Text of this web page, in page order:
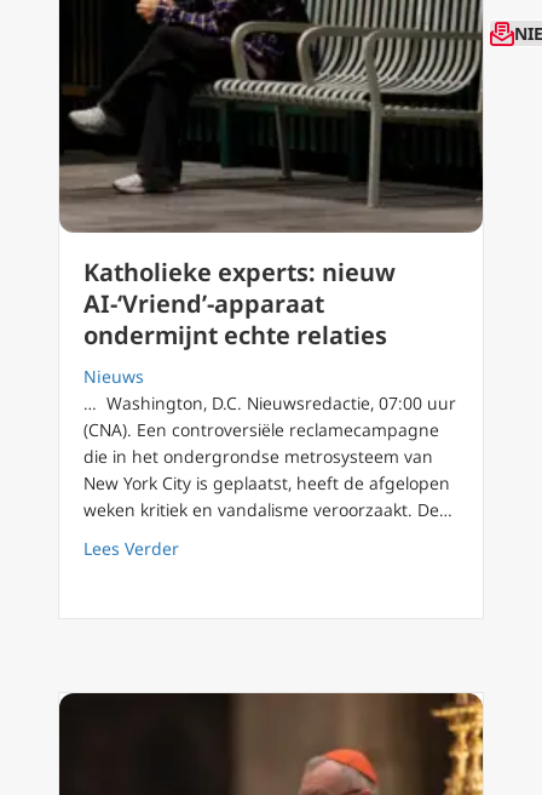
Katholieke experts: nieuw
AI-‘Vriend’-apparaat
ondermijnt echte relaties
Nieuws
… Washington, D.C. Nieuwsredactie, 07:00 uur
(CNA). Een controversiële reclamecampagne
die in het ondergrondse metrosysteem van
New York City is geplaatst, heeft de afgelopen
weken kritiek en vandalisme veroorzaakt. De…
Lees Verderabout Katholieke experts: nieuw AI-